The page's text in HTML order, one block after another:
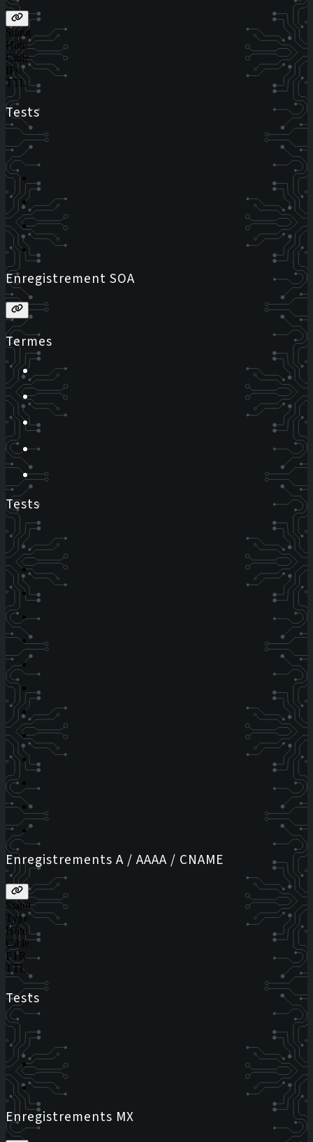
Statut
Hôte
Cible
IPs
TTL
Tests
Enregistrement SOA
Termes
Tests
Enregistrements A / AAAA / CNAME
Statut
Type
Hôte
Cible
PTR
TTL
Tests
Enregistrements MX